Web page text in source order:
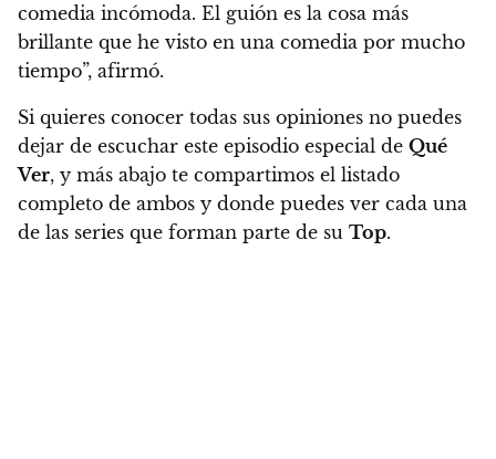
comedia incómoda. El guión es la cosa más
brillante que he visto en una comedia por mucho
tiempo”, afirmó.
Si quieres conocer todas sus opiniones no puedes
dejar de escuchar este episodio especial de Qué
Ver, y más abajo te compartimos el listado
completo de ambos y donde puedes ver cada una
de las series que forman parte de su Top.